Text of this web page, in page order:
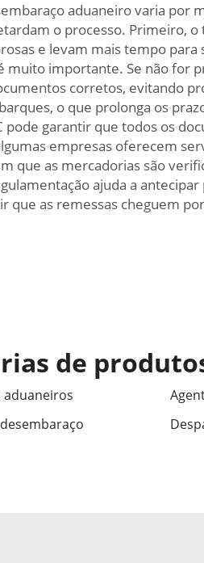
aduaneiro varia por
o processo. Primeiro,
e levam mais tempo
muito importante. Se não for
corretos, evitando
o que prolonga os
pode garantir que todos os
empresas oferecem
que as mercadorias são
ajuda a
que as remessas cheguem
de